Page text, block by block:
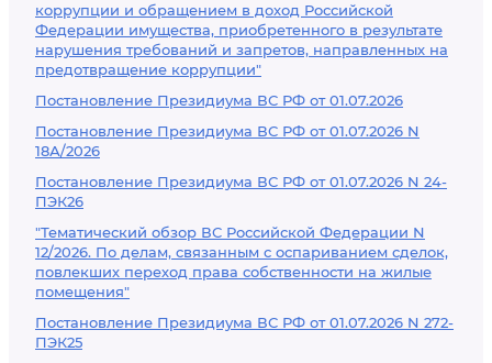
коррупции и обращением в доход Российской
Федерации имущества, приобретенного в результате
нарушения требований и запретов, направленных на
предотвращение коррупции"
Постановление Президиума ВС РФ от 01.07.2026
Постановление Президиума ВС РФ от 01.07.2026 N
18А/2026
Постановление Президиума ВС РФ от 01.07.2026 N 24-
ПЭК26
"Тематический обзор ВС Российской Федерации N
12/2026. По делам, связанным с оспариванием сделок,
повлекших переход права собственности на жилые
помещения"
Постановление Президиума ВС РФ от 01.07.2026 N 272-
ПЭК25